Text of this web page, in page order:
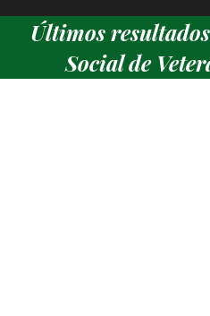
Últimos
Social de